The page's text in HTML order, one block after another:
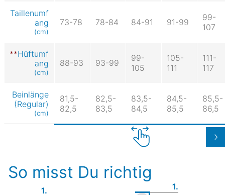
Taillenumf
ang
(cm)
73-78 78-84 84-91 91-99
99-
107
Hüftumf
ang
(cm)
88-93 93-99
99-
105
105-
111
111-
117
Beinlänge
(Regular)
(cm)
81,5-
82,5
82,5-
83,5
83,5-
84,5
84,5-
85,5
85,5-
86,5
So misst Du richtig
1. 1.